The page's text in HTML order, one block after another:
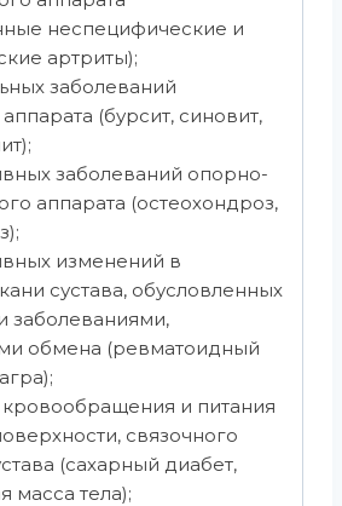
неспецифические и
артриты);
заболеваний
(бурсит, синовит,
заболеваний опорно-
аппарата (остеохондроз,
изменений в
сустава, обусловленных
заболеваниями,
обмена (ревматоидный
и питания
связочного
(сахарный диабет,
масса тела);